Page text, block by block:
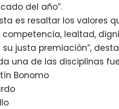
del año”.
es resaltar los valores
lealtad,
justa premiación”,
una de las disciplinas
Bonomo